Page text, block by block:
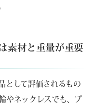
素材と重量が重要
として評価されるもの
やネックレスでも、プ